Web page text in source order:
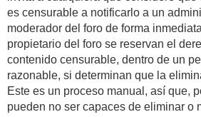
es censurable a notificarlo a un
moderador del foro de forma
propietario del foro se reservan el
contenido censurable, dentro de un
razonable, si determinan que la
Este es un proceso manual, así que,
pueden no ser capaces de eliminar o